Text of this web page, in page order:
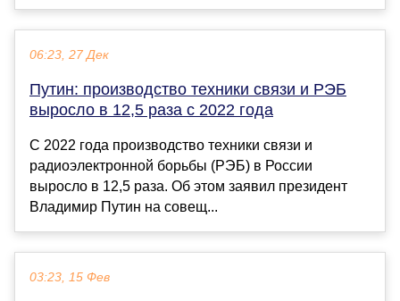
06:23, 27 Дек
Путин: производство техники связи и РЭБ
выросло в 12,5 раза с 2022 года
С 2022 года производство техники связи и
радиоэлектронной борьбы (РЭБ) в России
выросло в 12,5 раза. Об этом заявил президент
Владимир Путин на совещ...
03:23, 15 Фев